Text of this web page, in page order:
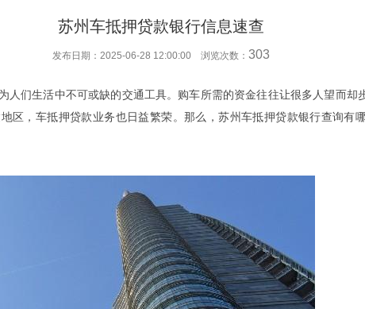
苏州车抵押贷款银行信息速查
发布日期：2025-06-28 12:00:00 浏览次数： 303
人们生活中不可或缺的交通工具。购车所需的资金往往让很多人望而却
区，车抵押贷款业务也日益繁荣。那么，苏州车抵押贷款银行查询有